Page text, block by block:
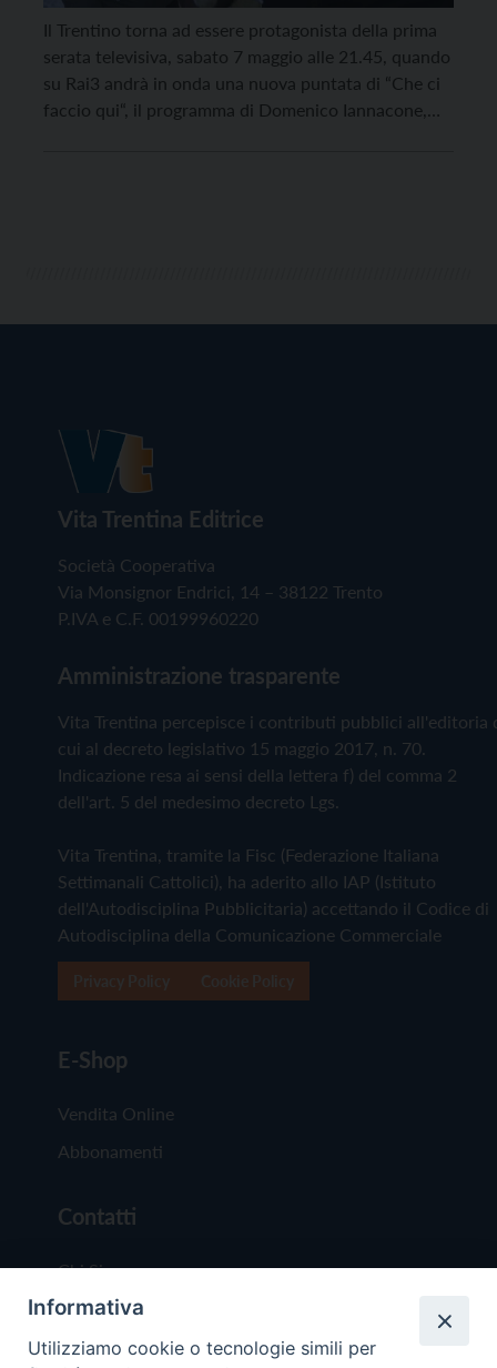
Il Trentino torna ad essere protagonista della prima
serata televisiva, sabato 7 maggio alle 21.45, quando
su Rai3 andrà in onda una nuova puntata di “Che ci
faccio qui“, il programma di Domenico Iannacone,
Vita Trentina Editrice
Società Cooperativa
Via Monsignor Endrici, 14 – 38122 Trento
P.IVA e C.F. 00199960220
Amministrazione trasparente
Vita Trentina percepisce i contributi pubblici all'editoria
cui al decreto legislativo 15 maggio 2017, n. 70.
Indicazione resa ai sensi della lettera f) del comma 2
dell'art. 5 del medesimo decreto Lgs.
Vita Trentina, tramite la Fisc (Federazione Italiana
Settimanali Cattolici), ha aderito allo IAP (Istituto
dell'Autodisciplina Pubblicitaria) accettando il Codice di
Autodisciplina della Comunicazione Commerciale
E-Shop
Vendita Online
Abbonamenti
Contatti
Chi Siamo
Redazione
Scrivici
Informativa
Utilizziamo cookie o tecnologie simili per